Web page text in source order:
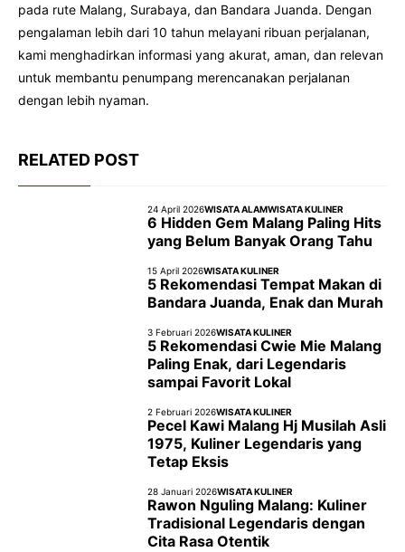
pada rute Malang, Surabaya, dan Bandara Juanda. Dengan
pengalaman lebih dari 10 tahun melayani ribuan perjalanan,
kami menghadirkan informasi yang akurat, aman, dan relevan
untuk membantu penumpang merencanakan perjalanan
dengan lebih nyaman.
RELATED POST
24 April 2026WISATA ALAMWISATA KULINER
6 Hidden Gem Malang Paling Hits
yang Belum Banyak Orang Tahu
15 April 2026WISATA KULINER
5 Rekomendasi Tempat Makan di
Bandara Juanda, Enak dan Murah
3 Februari 2026WISATA KULINER
5 Rekomendasi Cwie Mie Malang
Paling Enak, dari Legendaris
sampai Favorit Lokal
2 Februari 2026WISATA KULINER
Pecel Kawi Malang Hj Musilah Asli
1975, Kuliner Legendaris yang
Tetap Eksis
28 Januari 2026WISATA KULINER
Rawon Nguling Malang: Kuliner
Tradisional Legendaris dengan
Cita Rasa Otentik